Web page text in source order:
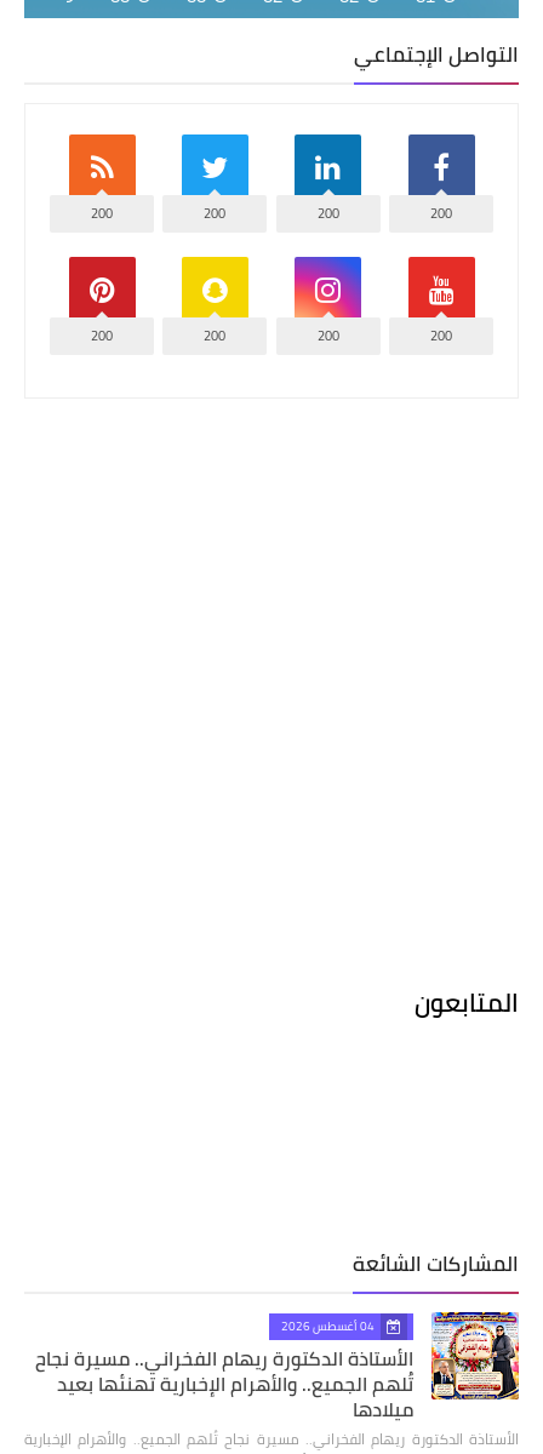
التواصل الإجتماعي
200
200
200
200
200
200
200
200
المتابعون
المشاركات الشائعة
04 أغسطس 2026
الأستاذة الدكتورة ريهام الفخراني.. مسيرة نجاح
تُلهم الجميع.. والأهرام الإخبارية تهنئها بعيد
ميلادها
الأستاذة الدكتورة ريهام الفخراني.. مسيرة نجاح تُلهم الجميع.. والأهرام الإخبارية